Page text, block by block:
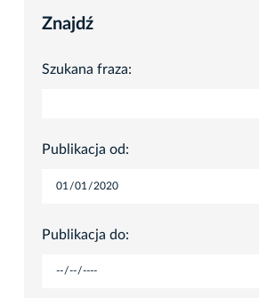
Znajdź
Szukana fraza:
Publikacja od:
Publikacja do: